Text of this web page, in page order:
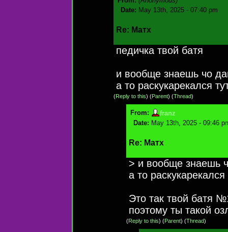
Date: May 13th, 2025 - 07:40 pm
Re: Матх
педичка твой батя
и вообще знаешь чо
а то раскукарекался
(Reply to this) (Parent) (Thread)
From:
franz
Date: May 13th, 2025 - 09:46
Re: Матх
> и вообще знаешь
а то раскукарекался
Это так твой батя
поэтому ты такой
(Reply to this) (Parent) (Thread)